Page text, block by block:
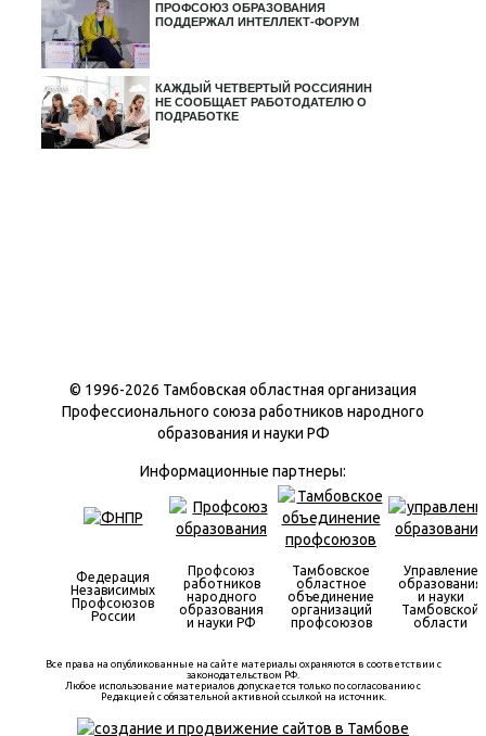
ПРОФСОЮЗ ОБРАЗОВАНИЯ
ПОДДЕРЖАЛ ИНТЕЛЛЕКТ-ФОРУМ
КАЖДЫЙ ЧЕТВЕРТЫЙ РОССИЯНИН
НЕ СООБЩАЕТ РАБОТОДАТЕЛЮ О
ПОДРАБОТКЕ
© 1996-2026 Тамбовская областная организация
Профессионального союза работников народного
образования и науки РФ
Информационные партнеры:
Федерация
Независимых
Профсоюзов
России
Профсоюз
работников
народного
образования
и науки РФ
Тамбовское
областное
объединение
организаций
профсоюзов
Управление
образования
и науки
Тамбовской
области
Все права на опубликованные на сайте материалы охраняются в соответствии с
законодательством РФ.
Любое использование материалов допускается только по согласованию с
Редакцией с обязательной активной ссылкой на источник.